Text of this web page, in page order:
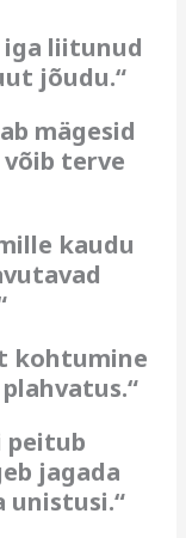
liitunud
jõudu.“
mägesid
terve
kaudu
kohtumine
peitub
jagada
unistusi.“